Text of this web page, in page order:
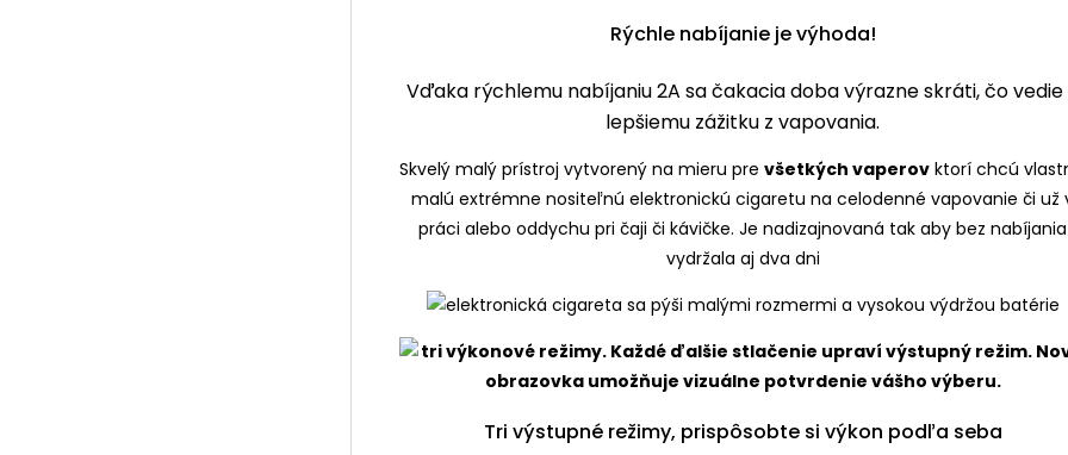
Rýchle nabíjanie je výhoda!
Vďaka rýchlemu nabíjaniu 2A sa čakacia doba výrazne skráti, čo vedie
lepšiemu zážitku z vapovania.
Skvelý malý prístroj vytvorený na mieru prevšetkých vaperov ktorí chcú
malú extrémne nositeľnú elektronickú cigaretu na celodenné vapovanie či už
práci alebo oddychu pri čaji či kávičke. Je nadizajnovaná tak aby bez nabíjania
vydržala aj dva dni
Tri výstupné režimy, prispôsobte si výkon podľa seba